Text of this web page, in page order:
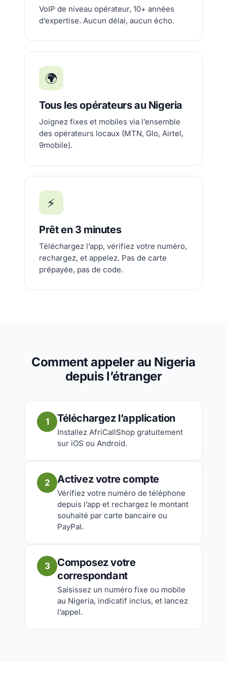
VoIP de niveau opérateur, 10+ années
d’expertise. Aucun délai, aucun écho.
🌍
Tous les opérateurs au Nigeria
Joignez fixes et mobiles via l’ensemble
des opérateurs locaux (MTN, Glo, Airtel,
9mobile).
⚡
Prêt en 3 minutes
Téléchargez l’app, vérifiez votre numéro,
rechargez, et appelez. Pas de carte
prépayée, pas de code.
Comment appeler au Nigeria
depuis l’étranger
1 Téléchargez l’application
Installez AfriCallShop gratuitement
sur iOS ou Android.
2 Activez votre compte
Vérifiez votre numéro de téléphone
depuis l’app et rechargez le montant
souhaité par carte bancaire ou
PayPal.
3
Composez votre
correspondant
Saisissez un numéro fixe ou mobile
au Nigeria, indicatif inclus, et lancez
l’appel.